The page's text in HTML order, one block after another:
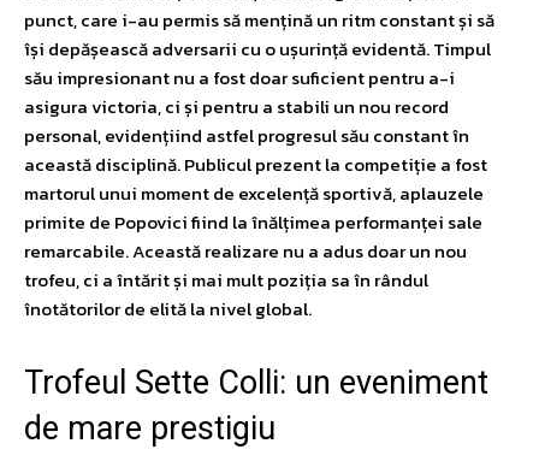
punct, care i-au permis să mențină un ritm constant și să
își depășească adversarii cu o ușurință evidentă. Timpul
său impresionant nu a fost doar suficient pentru a-i
asigura victoria, ci și pentru a stabili un nou record
personal, evidențiind astfel progresul său constant în
această disciplină. Publicul prezent la competiție a fost
martorul unui moment de excelență sportivă, aplauzele
primite de Popovici fiind la înălțimea performanței sale
remarcabile. Această realizare nu a adus doar un nou
trofeu, ci a întărit și mai mult poziția sa în rândul
înotătorilor de elită la nivel global.
Trofeul Sette Colli: un eveniment
de mare prestigiu